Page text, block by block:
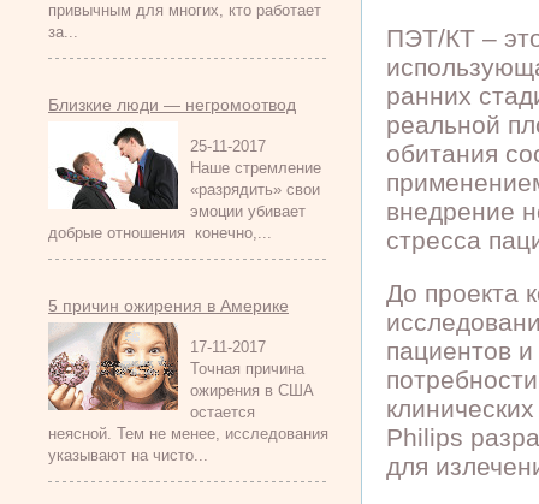
привычным для многих, кто работает
за...
Близкие люди — негромоотвод
25-11-2017
Наше стремление
«разрядить» свои
эмоции убивает
добрые отношения конечно,...
5 причин ожирения в Америке
17-11-2017
Точная причина
ожирения в США
остается
неясной. Тем не менее, исследования
указывают на чисто...
ПЭТ/КТ –
ранних
реальной
обитания
внедрение
стресса
До проекта
пациентов
Philips
для